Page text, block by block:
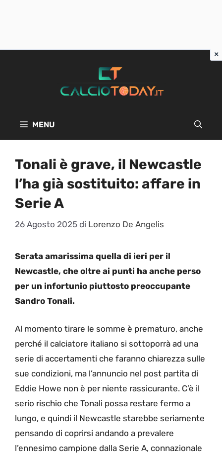
MENU
Tonali è grave, il Newcastle
l’ha già sostituito: affare in
Serie A
26 Agosto 2025 di Lorenzo De Angelis
Serata amarissima quella di ieri per il
Newcastle, che oltre ai punti ha anche perso
per un infortunio piuttosto preoccupante
Sandro Tonali.
Al momento tirare le somme è prematuro, anche
perché il calciatore italiano si sottoporrà ad una
serie di accertamenti che faranno chiarezza sulle
sue condizioni, ma l’annuncio nel post partita di
Eddie Howe non è per niente rassicurante. C’è il
serio rischio che Tonali possa restare fermo a
lungo, e quindi il Newcastle starebbe seriamente
pensando di coprirsi andando a prevalere
l’ennesimo campione dalla Serie A, connazionale